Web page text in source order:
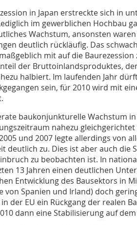
in Japan erstreckte sich in
im gewerblichen Hochbau
Wachstum, ansonsten
deutlich rückläufig. Das
mit auf die
der Bruttoinlandsproduktes,
halbiert. Im laufenden Jahr
sein, für 2010 wird mit
baukonjunkturelle Wachstum
nahezu
und 2007 legte allerdings von
deutlich zu. Dies ist aber auch die
zu beobachten ist. In
13 Jahren einen deutlichen
Entwicklung des Bausektors in
von Spanien und Irland) doch
der EU ein Rückgang der realen
dann eine Stabilisierung auf